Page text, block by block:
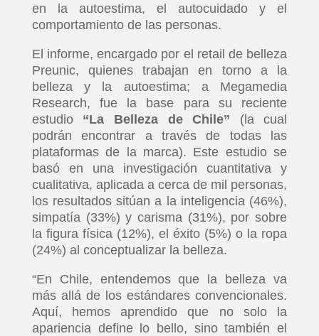
en la autoestima, el autocuidado y el
comportamiento de las personas.
El informe, encargado por el retail de belleza
Preunic, quienes trabajan en torno a la
belleza y la autoestima; a Megamedia
Research, fue la base para su reciente
estudio “La Belleza de Chile” (la cual
podrán encontrar a través de todas las
plataformas de la marca). Este estudio se
basó en una investigación cuantitativa y
cualitativa, aplicada a cerca de mil personas,
los resultados sitúan a la inteligencia (46%),
simpatía (33%) y carisma (31%), por sobre
la figura física (12%), el éxito (5%) o la ropa
(24%) al conceptualizar la belleza.
“En Chile, entendemos que la belleza va
más allá de los estándares convencionales.
Aquí, hemos aprendido que no solo la
apariencia define lo bello, sino también el